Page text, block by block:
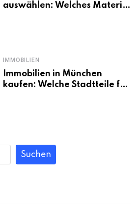
auswählen: Welches Material
IMMOBILIEN
Immobilien in München
kaufen: Welche Stadtteile für
Suchen